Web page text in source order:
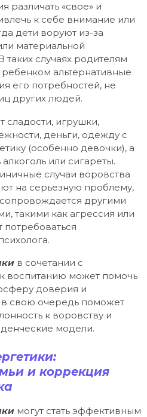
различать «свое» и
к себе внимание или
дети воруют из-за
материальной
таких случаях родителям
альтернативные
его потребностей, не
других людей.
сладости, игрушки,
деньги, одежду с
(особенно девочки), а
или сигареты.
случаи воровства
на серьезную проблему,
другими
такими как агрессия или
в сочетании с
воспитанию может помочь
доверия и
в свою очередь поможет
к воровству и
модели.
и коррекция
могут стать эффективным